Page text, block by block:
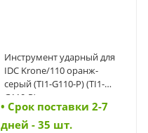
Инструмент ударный для
IDC Krone/110 оранж-
серый (TI1-G110-P) (TI1-
G110-P)
• Cрок поставки 2-7
дней - 35 шт.